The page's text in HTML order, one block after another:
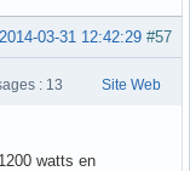
#57
2014-03-31 12:42:29
: 13 Site Web
watts en